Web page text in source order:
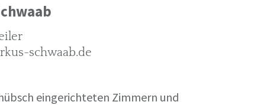
schwaab.de
eingerichteten Zimmern und